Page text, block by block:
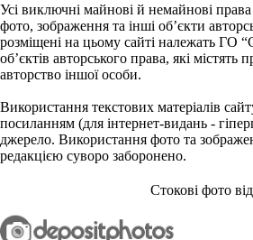
Усі виключні майнові й немайнові права
фото, зображення та інші об’єкти
розміщені на цьому сайті належать ГО
об’єктів авторського права, які містять
авторство іншої особи.
Використання текстових матеріалів
посиланням (для інтернет-видань -
джерело. Використання фото та
редакцією суворо заборонено.
Стокові фото від